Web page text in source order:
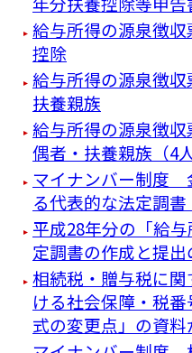
給与所得の源泉徴
控除
給与所得の源泉徴
扶養親族
給与所得の源泉徴
偶者・扶養親族（4
マイナンバー制度
る代表的な法定調
平成28年分の「給
定調書の作成と提
相続税・贈与税に
ける社会保障・税
式の変更点」の資